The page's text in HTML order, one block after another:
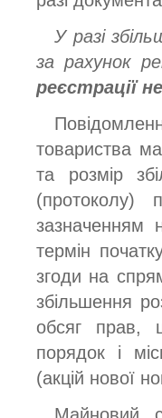
У разі
за рахунок
реєстрації
товариства
та розмір
(протоколу)
зазначенням
термін
згоди на
збільшення
обсяг прав,
порядок і
(акцій нової